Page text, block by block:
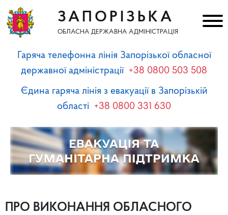
ЗАПОРІЗЬКА
ОБЛАСНА ДЕРЖАВНА АДМІНІСТРАЦІЯ
Гаряча телефонна лінія Запорізької обласної
державної адміністрації +38 0800 503 508
Єдина гаряча лінія з евакуації в Запорізькій
області +38 0800 331 630
ПРО ВИКОНАННЯ ОБЛАСНОГО